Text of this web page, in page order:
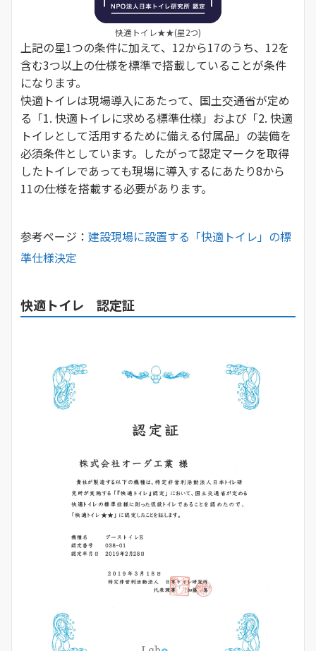
快適トイレ★★(星2つ)
上記の星1つの条件に加えて、12から17のうち、12を
含む3つ以上の仕様を標準で搭載していることが条件
になります。
快適トイレは現場導入にあたって、国土交通省が定め
る「1. 快適トイレに求める標準仕様」および「2. 快適
トイレとして活用するために備える付属品」の装備を
必須条件としています。したがって認定マークを取得
したトイレであっても現場に導入するにあたり8から
11の仕様を搭載する必要があります。
参考ページ： 建設現場に設置する「快適トイレ」の標
準仕様決定
快適トイレ 認定証